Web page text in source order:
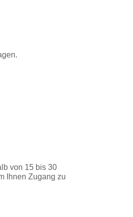
von 15 bis 30
Ihnen Zugang zu